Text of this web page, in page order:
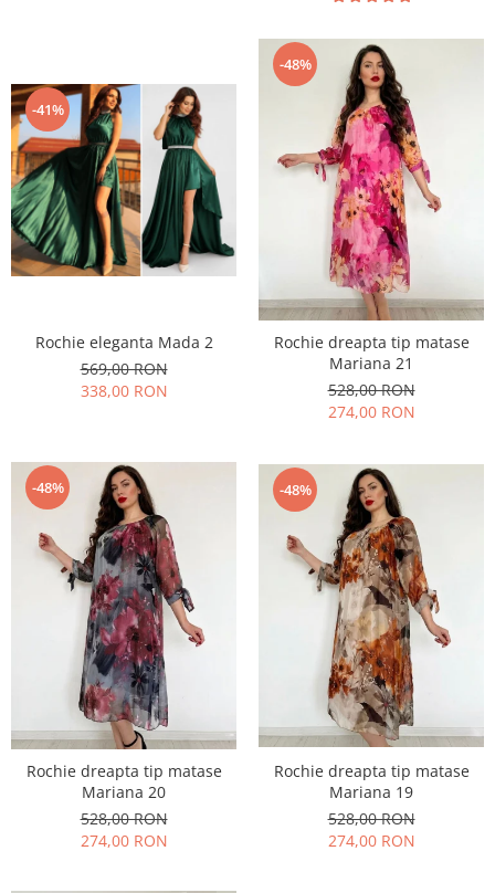
-41%
Rochie eleganta Mada 2
569,00 RON
338,00 RON
-48%
Rochie dreapta tip matase
Mariana 21
528,00 RON
274,00 RON
-48%
Rochie dreapta tip matase
Mariana 20
528,00 RON
274,00 RON
-48%
Rochie dreapta tip matase
Mariana 19
528,00 RON
274,00 RON